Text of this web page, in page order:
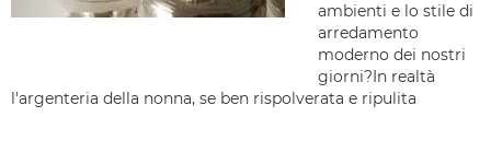
ambienti e lo stile di
arredamento
moderno dei nostri
giorni?In realtà
l'argenteria della nonna, se ben rispolverata e ripulita